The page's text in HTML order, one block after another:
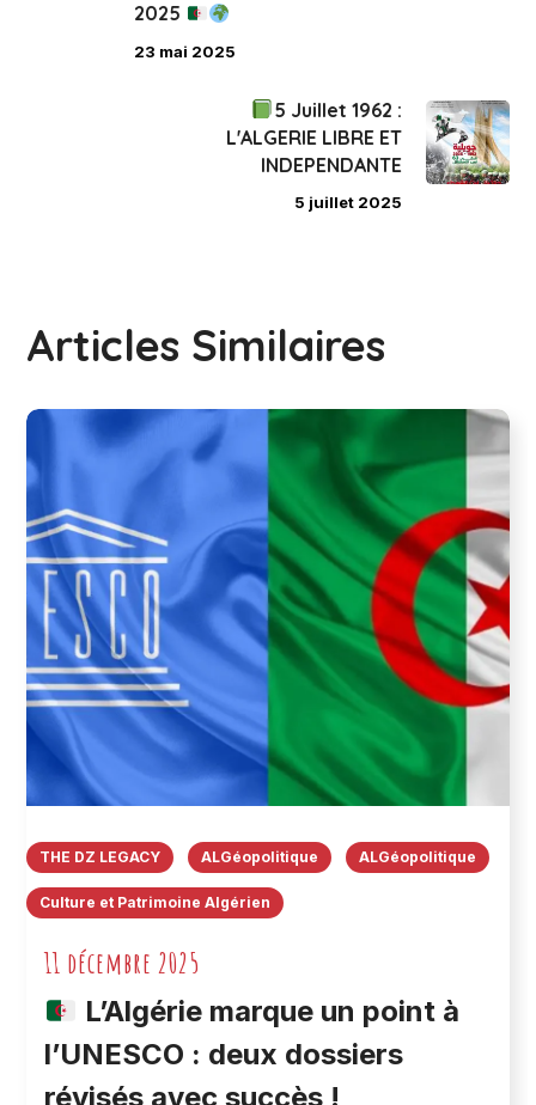
2025
23 mai 2025
5 Juillet 1962 :
L'ALGERIE LIBRE ET
INDEPENDANTE
5 juillet 2025
Articles Similaires
THE DZ LEGACY ALGéopolitique ALGéopolitique
Culture et Patrimoine Algérien
11 décembre 2025
L’Algérie marque un point à
l’UNESCO : deux dossiers
révisés avec succès !